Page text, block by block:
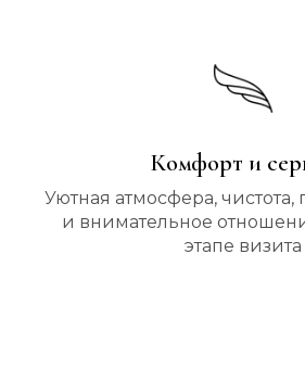
Комфорт и
Уютная атмосфера, чистота,
и внимательное
этапе визита